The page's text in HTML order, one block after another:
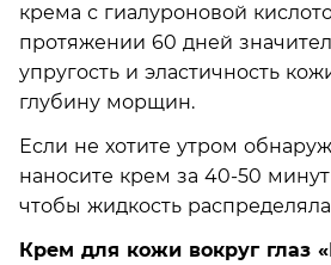
крема с гиалуроновой
протяжении 60 дней
упругость и эластичность
глубину морщин.
Если не хотите утром
наносите крем за 40-50 минут
чтобы жидкость
Крем для кожи вокруг глаз